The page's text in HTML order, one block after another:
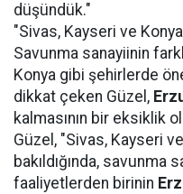
düşündük."
"Sivas, Kayseri ve
Savunma sanayiinin
Konya gibi şehirlerde
dikkat çeken Güzel,
kalmasının bir eksiklik
Güzel, "Sivas, Kayseri
bakıldığında, savunma
faaliyetlerden birinin